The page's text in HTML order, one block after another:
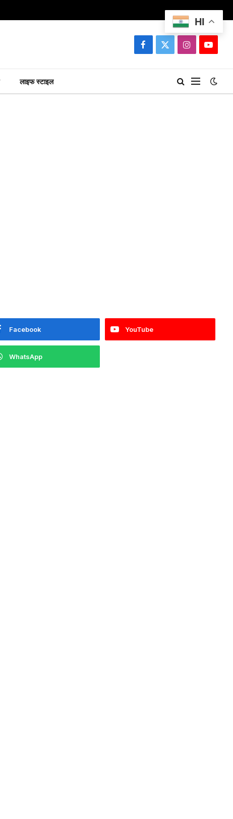
Facebook
X
Instagram
लाइफ स्टाइल
Facebook YouTube
WhatsApp
HI